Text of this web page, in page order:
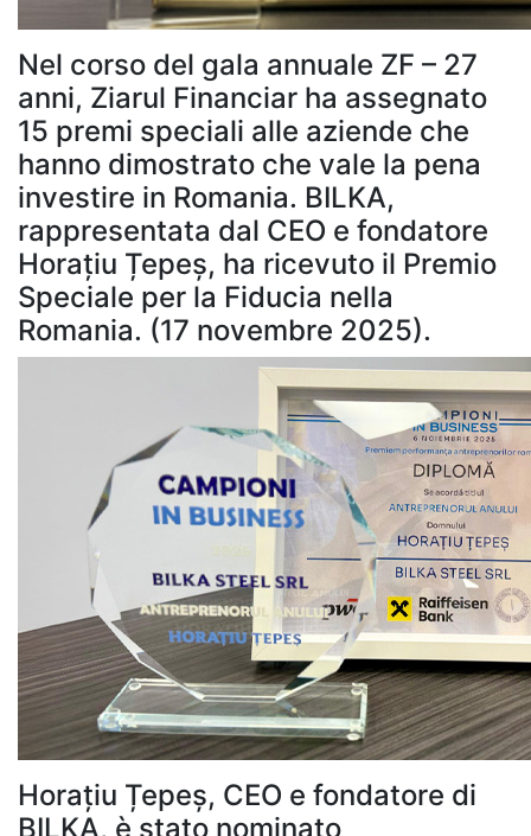
Nel corso del gala annuale ZF – 27
anni, Ziarul Financiar ha assegnato
15 premi speciali alle aziende che
hanno dimostrato che vale la pena
investire in Romania. BILKA,
rappresentata dal CEO e fondatore
Horațiu Țepeș, ha ricevuto il Premio
Speciale per la Fiducia nella
Romania. (17 novembre 2025).
Horațiu Țepeș, CEO e fondatore di
BILKA, è stato nominato